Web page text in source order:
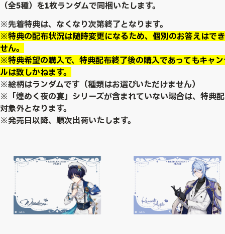
（全5種）を1枚ランダムで同梱いたします。
※先着特典は、なくなり次第終了となります。
※特典の配布状況は随時変更になるため、個別のお答えはで
せん。
※特典希望の購入で、特典配布終了後の購入であってもキャ
ルは致しかねます。
※絵柄はランダムです（種類はお選びいただけません）
※「煌めく夜の宴」シリーズが含まれていない場合は、特典
対象外となります。
※発売日以降、順次出荷いたします。